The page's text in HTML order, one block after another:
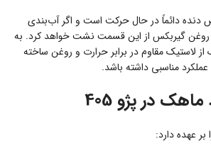
دنده دائماً در حال حرکت است و اگر آب‌بندی
روغن گیربکس از این قسمت نشت خواهد کرد. به
لاستیک مقاوم در برابر حرارت و روغن ساخته
مناسبی داشته باشد.
در پژو 405
عهده دارد: